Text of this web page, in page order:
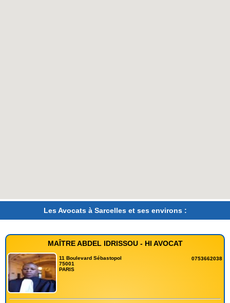
Les Avocats à Sarcelles et ses environs :
MAÎTRE ABDEL IDRISSOU - HI AVOCAT
11 Boulevard Sébastopol
75001
PARIS
0753662038